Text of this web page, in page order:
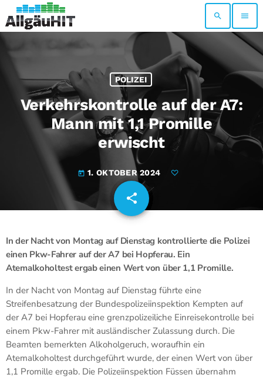
search menu
POLIZEI
Verkehrskontrolle auf der A7:
Mann mit 1,1 Promille
erwischt
today 1. OKTOBER 2024
share
email
In der Nacht von Montag auf Dienstag kontrollierte die Polizei
einen Pkw-Fahrer auf der A7 bei Hopferau. Ein
Atemalkoholtest ergab einen Wert von über 1,1 Promille.
In der Nacht von Montag auf Dienstag führte eine
Streifenbesatzung der Bundespolizeiinspektion Kempten auf
der A7 bei Hopferau eine grenzpolizeiliche Einreisekontrolle bei
einem Pkw-Fahrer mit ausländischer Zulassung durch. Die
Beamten bemerkten Alkoholgeruch, woraufhin ein
Atemalkoholtest durchgeführt wurde, der einen Wert von über
1,1 Promille ergab. Die Polizeiinspektion Füssen übernahm